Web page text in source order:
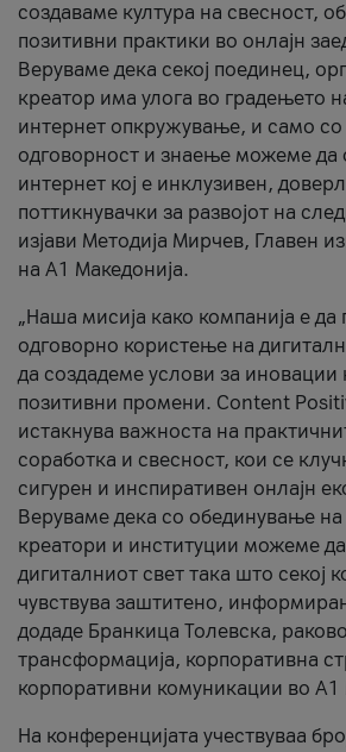
создаваме култура на свесност,
позитивни практики во онлајн
Веруваме дека секој поединец,
креатор има улога во градењето
интернет опкружување, и само со
одговорност и знаење можеме
интернет кој е инклузивен,
поттикнувачки за развојот на
изјави Методија Мирчев, Главен
на А1 Македонија.
„Наша мисија како компанија е да
одговорно користење на
да создадеме услови за иновации
позитивни промени. Content
истакнува важноста на
соработка и свесност, кои се
сигурен и инспиративен онлајн
Веруваме дека со обединување на
креатори и институции можеме
дигиталниот свет така што секој
чувствува заштитено,
додаде Бранкица Толевска,
трансформација, корпоративна
корпоративни комуникации во А1
На конференцијата учествуваа